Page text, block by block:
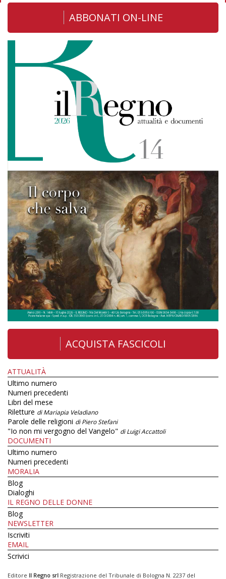
ABBONATI ON-LINE
ACQUISTA FASCICOLI
ATTUALITÀ
Ultimo numero
Numeri precedenti
Libri del mese
Riletture di Mariapia Veladiano
Parole delle religioni di Piero Stefani
"Io non mi vergogno del Vangelo" di Luigi Accattoli
DOCUMENTI
Ultimo numero
Numeri precedenti
MORALIA
Blog
Dialoghi
IL REGNO DELLE DONNE
Blog
NEWSLETTER
Iscriviti
EMAIL
Scrivici
Editore Il Regno srl Registrazione del Tribunale di Bologna N. 2237 del